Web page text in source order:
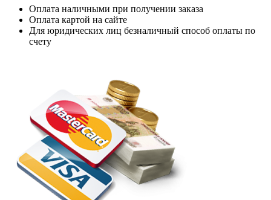
Оплата наличными при получении заказа
Оплата картой на сайте
Для юридических лиц безналичный способ оплаты по
счету